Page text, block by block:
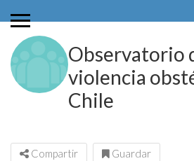
Observatorio
violencia
Chile
Compartir
Guardar